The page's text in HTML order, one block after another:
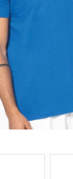
POTISKEM